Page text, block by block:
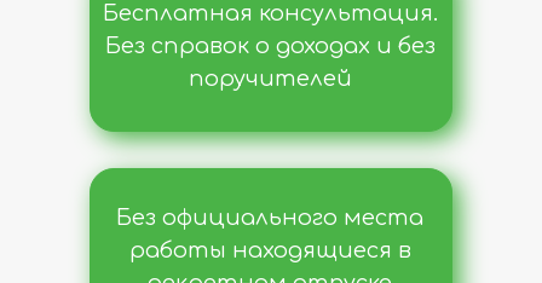
Без официального места
работы находящиеся в
Бесплатная консультация.
Без справок о доходах и без
поручителей